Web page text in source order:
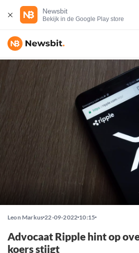
Newsbit
Bekijk in de Google Play store
Leon Markus 22-09-2022 10:15
Advocaat Ripple hint op
koers stijgt